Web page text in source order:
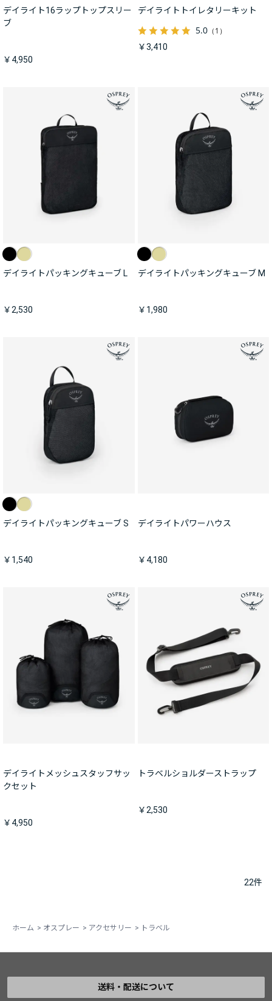
デイライト16ラップトップスリー
ブ
￥4,950
デイライトトイレタリーキット
5.0（1）
￥3,410
デイライトパッキングキューブ L
￥2,530
デイライトパッキングキューブ M
￥1,980
デイライトパッキングキューブ S
￥1,540
デイライトパワーハウス
￥4,180
デイライトメッシュスタッフサッ
クセット
￥4,950
トラベルショルダーストラップ
￥2,530
22件
ホーム > オスプレー > アクセサリー > トラベル
送料・配送について